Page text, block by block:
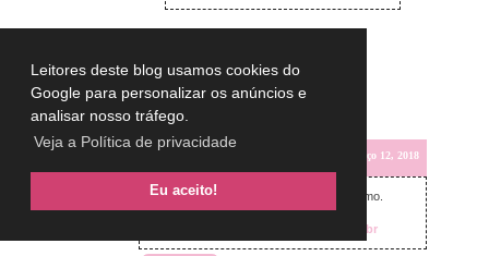
Leitores deste blog usamos cookies do
Google para personalizar os anúncios e
analisar nosso tráfego.
Veja a Política de privacidade
Eu aceito!
segunda-feira, março 12, 2018
O custo benefício parece mesmo ser ótimo.
Amei a resenha.
www.apenasleiteepimenta.com.br